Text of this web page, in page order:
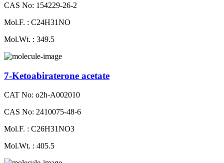
CAS No: 154229-26-2
Mol.F. : C24H31NO
Mol.Wt. : 349.5
7-Ketoabiraterone acetate
CAT No: o2h-A002010
CAS No: 2410075-48-6
Mol.F. : C26H31NO3
Mol.Wt. : 405.5